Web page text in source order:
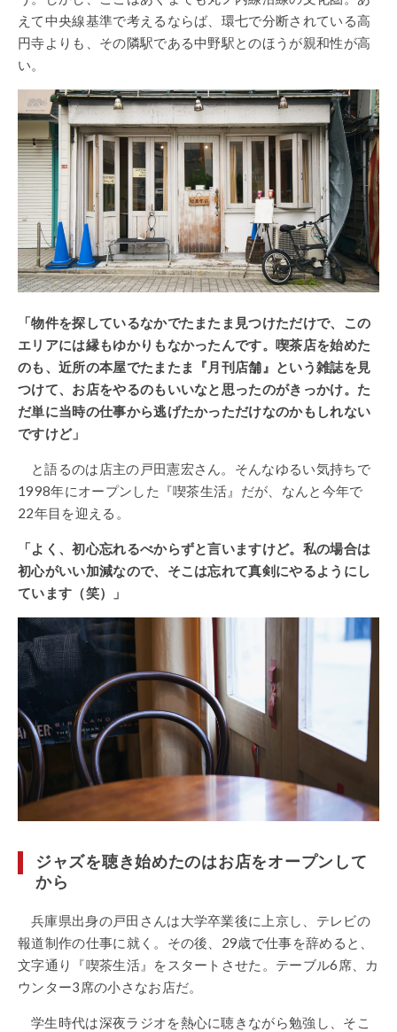
えて中央線基準で考えるならば、環七で分断されている高
円寺よりも、その隣駅である中野駅とのほうが親和性が高
い。
「物件を探しているなかでたまたま見つけただけで、この
エリアには縁もゆかりもなかったんです。喫茶店を始めた
のも、近所の本屋でたまたま『月刊店舗』という雑誌を見
つけて、お店をやるのもいいなと思ったのがきっかけ。た
だ単に当時の仕事から逃げたかっただけなのかもしれない
ですけど」
と語るのは店主の戸田憲宏さん。そんなゆるい気持ちで
1998年にオープンした『喫茶生活』だが、なんと今年で
22年目を迎える。
「よく、初心忘れるべからずと言いますけど。私の場合は
初心がいい加減なので、そこは忘れて真剣にやるようにし
ています（笑）」
ジャズを聴き始めたのはお店をオープンして
から
兵庫県出身の戸田さんは大学卒業後に上京し、テレビの
報道制作の仕事に就く。その後、29歳で仕事を辞めると、
文字通り『喫茶生活』をスタートさせた。テーブル6席、カ
ウンター3席の小さなお店だ。
学生時代は深夜ラジオを熱心に聴きながら勉強し、そこ